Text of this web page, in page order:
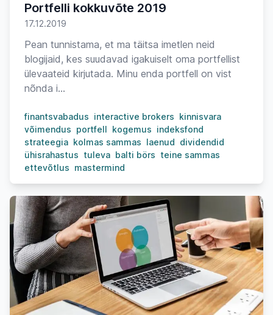
Portfelli kokkuvõte 2019
17.12.2019
Pean tunnistama, et ma täitsa imetlen neid
blogijaid, kes suudavad igakuiselt oma portfellist
ülevaateid kirjutada. Minu enda portfell on vist
nõnda i...
finantsvabadus interactive brokers kinnisvara
võimendus portfell kogemus indeksfond
strateegia kolmas sammas laenud dividendid
ühisrahastus tuleva balti börs teine sammas
ettevõtlus mastermind